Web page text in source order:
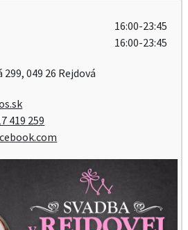
16:00-23:45
16:00-23:45
299, 049 26 Rejdová
419 259